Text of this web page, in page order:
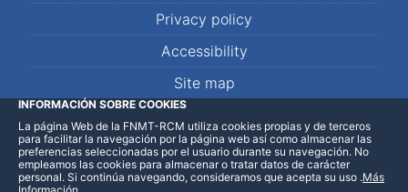
Privacy policy
Accessibility
Site map
LinkedInFacebookWhatsApp
INFORMACIÓN SOBRE COOKIES
La página Web de la FNMT-RCM utiliza cookies propias y de terceros
para facilitar la navegación por la página web así como almacenar las
preferencias seleccionadas por el usuario durante su navegación. No
empleamos las cookies para almacenar o tratar datos de carácter
personal. Si continúa navegando, consideramos que acepta su uso .Más